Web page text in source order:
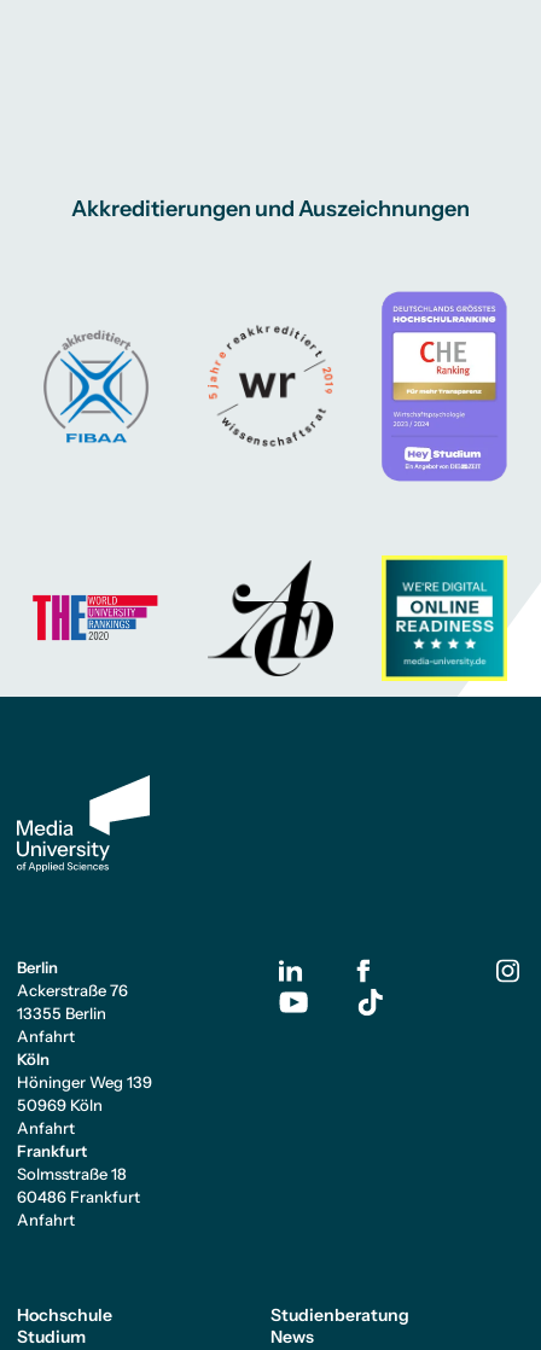
Akkreditierungen und Auszeichnungen
Berlin
Ackerstraße 76
13355 Berlin
Anfahrt
Köln
Höninger Weg 139
50969 Köln
Anfahrt
Frankfurt
Solmsstraße 18
60486 Frankfurt
Anfahrt
Hochschule
Studium
Studienberatung
News